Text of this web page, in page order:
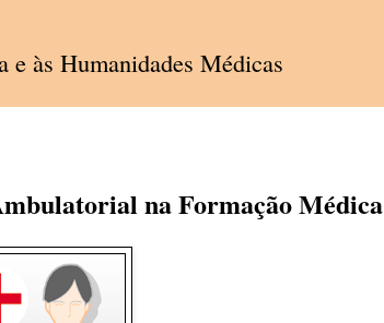
e às Humanidades Médicas
na Formação Médica